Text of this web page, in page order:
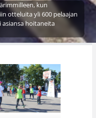
kun
otteluita yli 600 pelaajan
asiansa hoitaneita